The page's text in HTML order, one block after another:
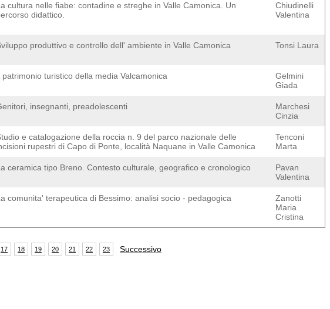
cultura nelle fiabe: contadine e streghe in Valle Camonica. Un
didattico.
Chiudinelli
Valentina
produttivo e controllo dell' ambiente in Valle Camonica Tonsi Laura
patrimonio turistico della media Valcamonica
Gelmini
Giada
insegnanti, preadolescenti
Marchesi
Cinzia
e catalogazione della roccia n. 9 del parco nazionale delle
rupestri di Capo di Ponte, località Naquane in Valle Camonica
Tenconi
Marta
ceramica tipo Breno. Contesto culturale, geografico e cronologico
Pavan
Valentina
comunita' terapeutica di Bessimo: analisi socio - pedagogica
Zanotti
Maria
Cristina
17 18 19 20 21 22 23 Successivo